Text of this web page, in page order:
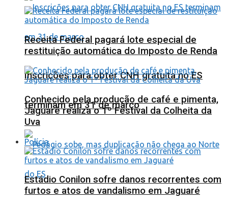
Inscrições para obter CNH gratuita no ES
terminam em 31 de março
Receita Federal pagará lote especial de
restituição automática do Imposto de Renda
Conhecido pela produção de café e pimenta,
Jaguaré realiza o 1º Festival da Colheita da
Uva
Polícia
Estádio Conilon sofre danos recorrentes com
furtos e atos de vandalismo em Jaguaré